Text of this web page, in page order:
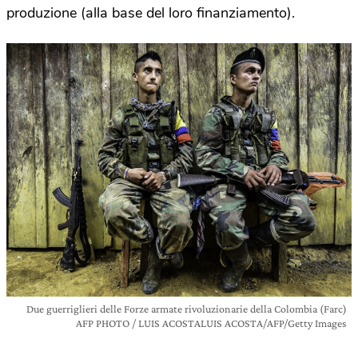
produzione (alla base del loro finanziamento).
Due guerriglieri delle Forze armate rivoluzionarie della Colombia (Farc)
AFP PHOTO / LUIS ACOSTALUIS ACOSTA/AFP/Getty Images